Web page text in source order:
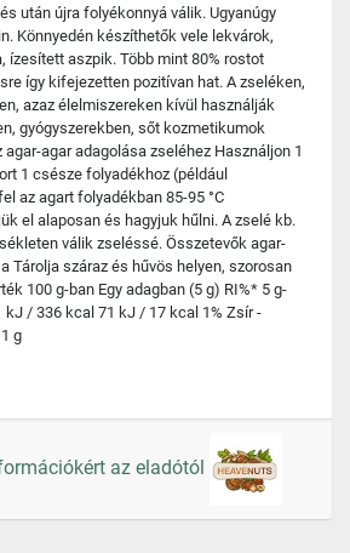
után újra folyékonnyá válik. Ugyanúgy
Könnyedén készíthetők vele lekvárok,
ízesített aszpik. Több mint 80% rostot
így kifejezetten pozitívan hat. A zseléken,
azaz élelmiszereken kívül használják
gyógyszerekben, sőt kozmetikumok
agar adagolása zseléhez Használjon 1
1 csésze folyadékhoz (például
az agart folyadékban 85-95 °C
el alaposan és hagyjuk hűlni. A zselé kb.
válik zseléssé. Összetevők agar-
Tárolja száraz és hűvös helyen, szorosan
100 g-ban Egy adagban (5 g) RI%* 5 g-
kJ / 336 kcal 71 kJ / 17 kcal 1% Zsír -
g
az eladótól